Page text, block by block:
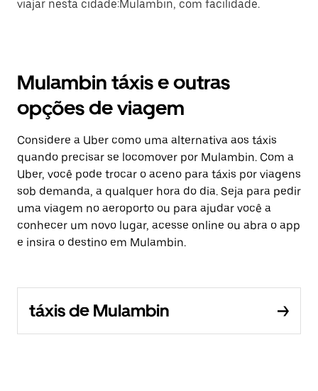
viajar nesta cidade:Mulambin, com facilidade.
Mulambin táxis e outras
opções de viagem
Considere a Uber como uma alternativa aos táxis
quando precisar se locomover por Mulambin. Com a
Uber, você pode trocar o aceno para táxis por viagens
sob demanda, a qualquer hora do dia. Seja para pedir
uma viagem no aeroporto ou para ajudar você a
conhecer um novo lugar, acesse online ou abra o app
e insira o destino em Mulambin.
táxis de Mulambin